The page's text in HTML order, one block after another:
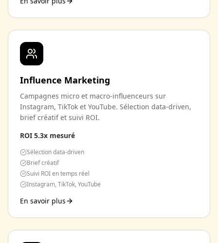
Influence Marketing
Campagnes micro et macro-influenceurs sur
Instagram, TikTok et YouTube. Sélection data-driven,
brief créatif et suivi ROI.
ROI 5.3x mesuré
Sélection data-driven
Brief créatif
Suivi ROI en temps réel
Instagram, TikTok, YouTube
En savoir plus